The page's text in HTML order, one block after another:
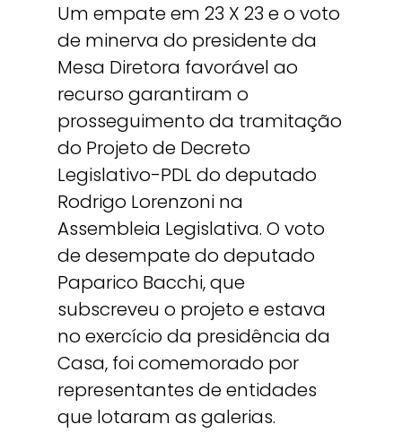
Um empate em 23 X 23 e o voto
de minerva do presidente da
Mesa Diretora favorável ao
recurso garantiram o
prosseguimento da tramitação
do Projeto de Decreto
Legislativo-PDL do deputado
Rodrigo Lorenzoni na
Assembleia Legislativa. O voto
de desempate do deputado
Paparico Bacchi, que
subscreveu o projeto e estava
no exercício da presidência da
Casa, foi comemorado por
representantes de entidades
que lotaram as galerias.